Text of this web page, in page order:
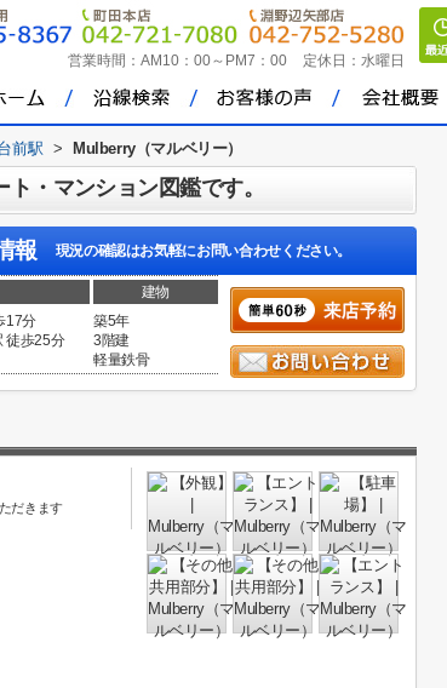
営業時間： AM10：00～PM7：00 定休日： 水曜日
前駅 > Mulberry（マルベリー）
・マンション図鑑です。
報 現況の確認はお気軽にお問い合わせください。
建物
17分
徒歩25分
築5年
3階建
軽量鉄骨
だきます